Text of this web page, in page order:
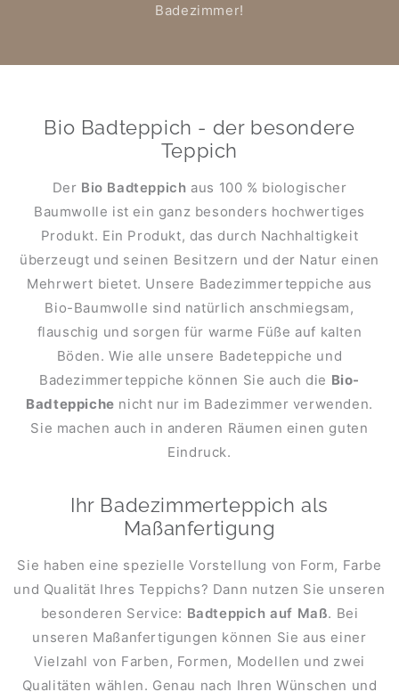
Badezimmer!
Bio Badteppich - der besondere
Teppich
Der Bio Badteppich aus 100 % biologischer
Baumwolle ist ein ganz besonders hochwertiges
Produkt. Ein Produkt, das durch Nachhaltigkeit
überzeugt und seinen Besitzern und der Natur einen
Mehrwert bietet. Unsere Badezimmerteppiche aus
Bio-Baumwolle sind natürlich anschmiegsam,
flauschig und sorgen für warme Füße auf kalten
Böden. Wie alle unsere Badeteppiche und
Badezimmerteppiche können Sie auch die Bio-
Badteppiche nicht nur im Badezimmer verwenden.
Sie machen auch in anderen Räumen einen guten
Eindruck.
Ihr Badezimmerteppich als
Maßanfertigung
Sie haben eine spezielle Vorstellung von Form, Farbe
und Qualität Ihres Teppichs? Dann nutzen Sie unseren
besonderen Service: Badteppich auf Maß. Bei
unseren Maßanfertigungen können Sie aus einer
Vielzahl von Farben, Formen, Modellen und zwei
Qualitäten wählen. Genau nach Ihren Wünschen und